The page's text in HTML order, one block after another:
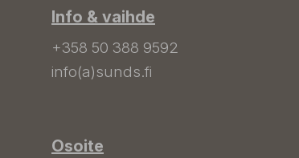
Info & vaihde
+358 50 388 9592
info(a)sunds.fi
Osoite